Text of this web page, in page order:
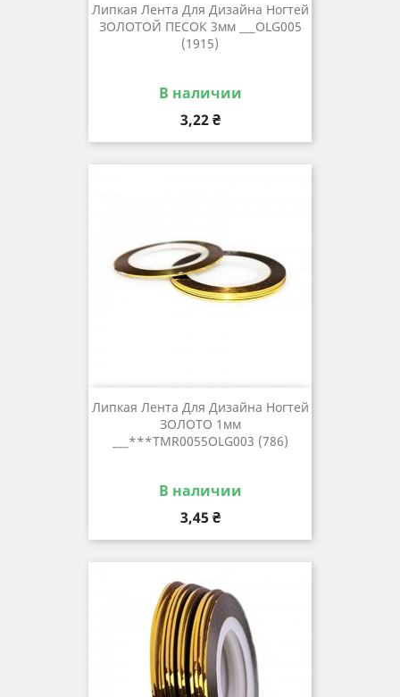
Липкая Лента Для Дизайна Ногтей
ЗОЛОТОЙ ПЕСОК 3мм ___OLG005
(1915)
В наличии
Цена
3,22 ₴
Липкая Лента Для Дизайна Ногтей
ЗОЛОТО 1мм
___***TMR0055OLG003 (786)
В наличии
Цена
3,45 ₴